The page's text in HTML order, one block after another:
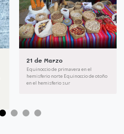
21 de Marzo
Equinoccio de primavera en el
hemisferio norte Equinoccio de otoño
en el hemisferio sur